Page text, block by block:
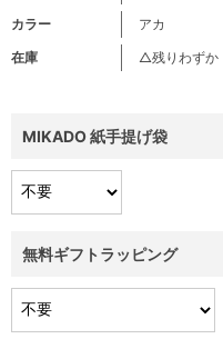
カラー
アカ
在庫
△残りわずか
MIKADO 紙手提げ袋
無料ギフトラッピング